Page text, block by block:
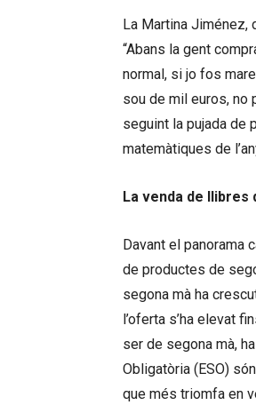
La Martina Jiménez,
“Abans la gent
normal, si jo fos
sou de mil euros, no
seguint la pujada de
matemàtiques de
La venda de llibres
Davant el panorama
de productes de
segona mà ha
l’oferta s’ha elevat
ser de segona mà,
Obligatòria (ESO)
que més triomfa en